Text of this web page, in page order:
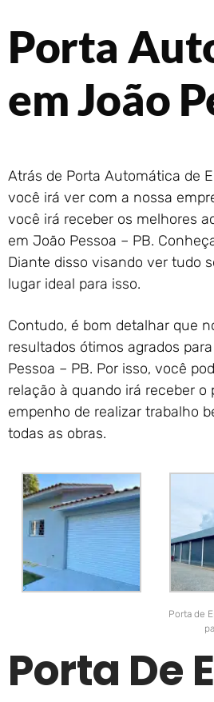
Porta
em João
Atrás de Porta Automática de
você irá ver com a nossa
você irá receber os melhores
em João Pessoa – PB.
Diante disso visando ver tudo
lugar ideal para isso.
Contudo, é bom detalhar que
resultados ótimos agrados
Pessoa – PB. Por isso, você
relação à quando irá receber
empenho de realizar trabalho
todas as obras.
Porta de
Porta De